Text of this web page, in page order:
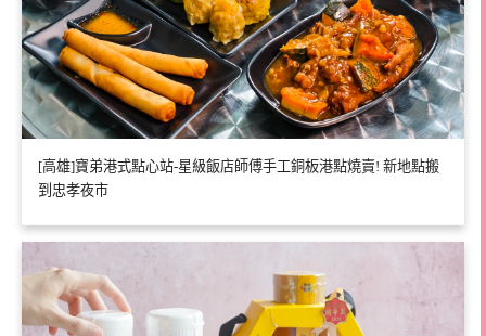
[高雄]寶弟港式點心站-星級飯店師傅手工銅板港點燒賣! 新地點搬
到忠孝夜市